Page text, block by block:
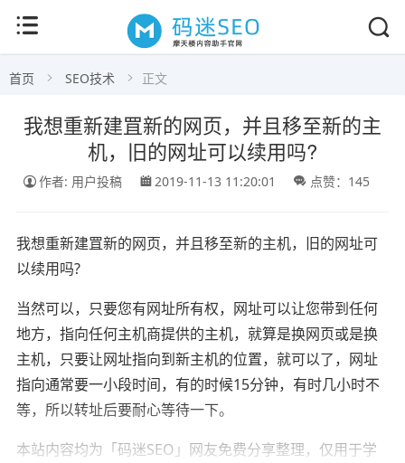
首页 SEO技术 正文
我想重新建罝新的网页，并且移至新的主
机，旧的网址可以续用吗?
作者: 用户投稿 2019-11-13 11:20:01 点赞：145
我想重新建罝新的网页，并且移至新的主机，旧的网址可
以续用吗?
当然可以，只要您有网址所有权，网址可以让您带到任何
地方，指向任何主机商提供的主机，就算是换网页或是换
主机，只要让网址指向到新主机的位置，就可以了，网址
指向通常要一小段时间，有的时候15分钟，有时几小时不
等，所以转址后要耐心等待一下。
本站内容均为「码迷SEO」网友免费分享整理，仅用于学